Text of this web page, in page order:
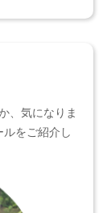
、気になりま
をご紹介し